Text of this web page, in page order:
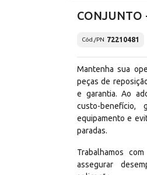
CONJUNTO
Cód./PN 72210481
Mantenha sua
peças de
e garantia. Ao
custo-benefício,
equipamento e
paradas.
Trabalhamos
assegurar